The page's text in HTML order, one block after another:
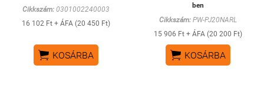
Cikkszám: 0301002240003
16 102 Ft + ÁFA (20 450 Ft)
 KOSÁRBA
ben
Cikkszám: PW-PJ20NARL
15 906 Ft + ÁFA (20 200 Ft)
 KOSÁRBA